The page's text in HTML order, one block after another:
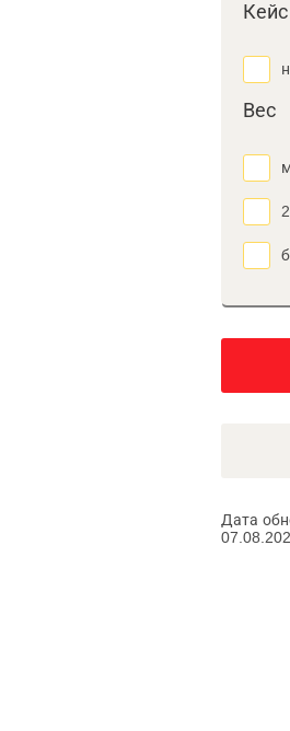
Кейс
Вес
Дата